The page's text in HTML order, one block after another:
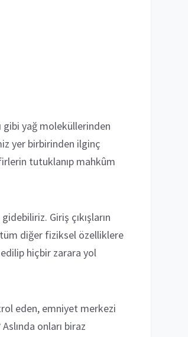
yağ moleküllerinden
yer birbirinden ilginç
tutuklanıp mahkûm
Giriş çıkışların
diğer fiziksel özelliklere
hiçbir zarara yol
eden, emniyet merkezi
onları biraz